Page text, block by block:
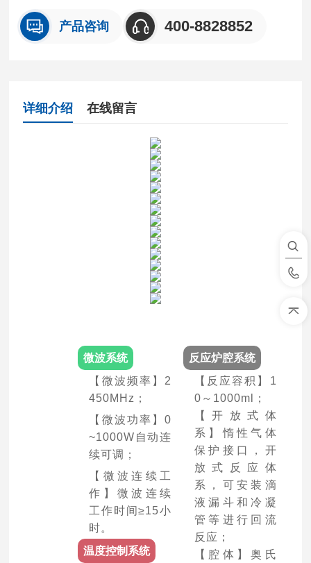
产品咨询 400-8828852
详细介绍 在线留言
微波系统
【微波频率】2
450MHz；
【微波功率】0
~1000W自动连
续可调；
【微波连续工
作】微波连续
工作时间≥15小
时。
温度控制系统
反应炉腔系统
【反应容积】1
0～1000ml；
【开放式体
系】惰性气体
保护接口，开
放式反应体
系，可安装滴
液漏斗和冷凝
管等进行回流
反应；
【腔体】奥氏